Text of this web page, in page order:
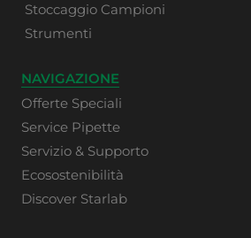
Stoccaggio Campioni
Strumenti
NAVIGAZIONE
Offerte Speciali
Service Pipette
Servizio & Supporto
Ecosostenibilità
Discover Starlab